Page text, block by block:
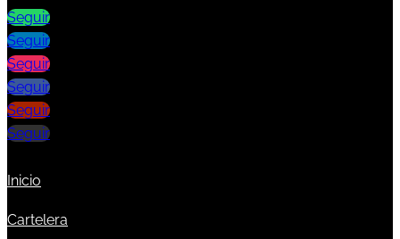
Seguir
Seguir
Seguir
Seguir
Seguir
Seguir
Inicio
Cartelera